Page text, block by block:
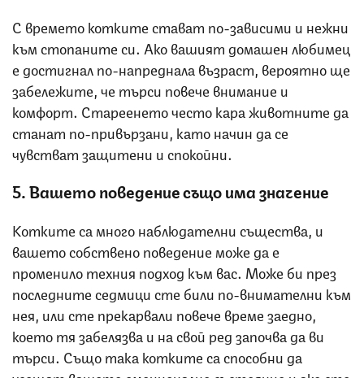
С времето котките стават по-зависими и нежни
към стопаните си. Ако вашият домашен любимец
е достигнал по-напреднала възраст, вероятно ще
забележите, че търси повече внимание и
комфорт. Стареенето често кара животните да
станат по-привързани, като начин да се
чувстват защитени и спокойни.
5. Вашето поведение също има значение
Котките са много наблюдателни същества, и
вашето собствено поведение може да е
променило техния подход към вас. Може би през
последните седмици сте били по-внимателни към
нея, или сте прекарвали повече време заедно,
което тя забелязва и на свой ред започва да ви
търси. Също така котките са способни да